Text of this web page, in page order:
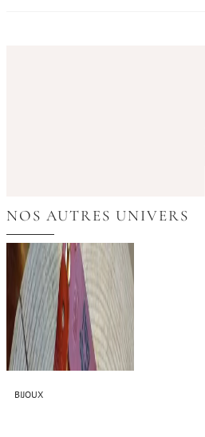
NOS AUTRES UNIVERS
BIJOUX